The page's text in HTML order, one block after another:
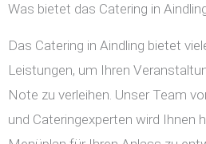
Was bietet das Catering in
Das Catering in Aindling bietet
Leistungen, um Ihren
Note zu verleihen. Unser Team
und Cateringexperten wird Ihnen